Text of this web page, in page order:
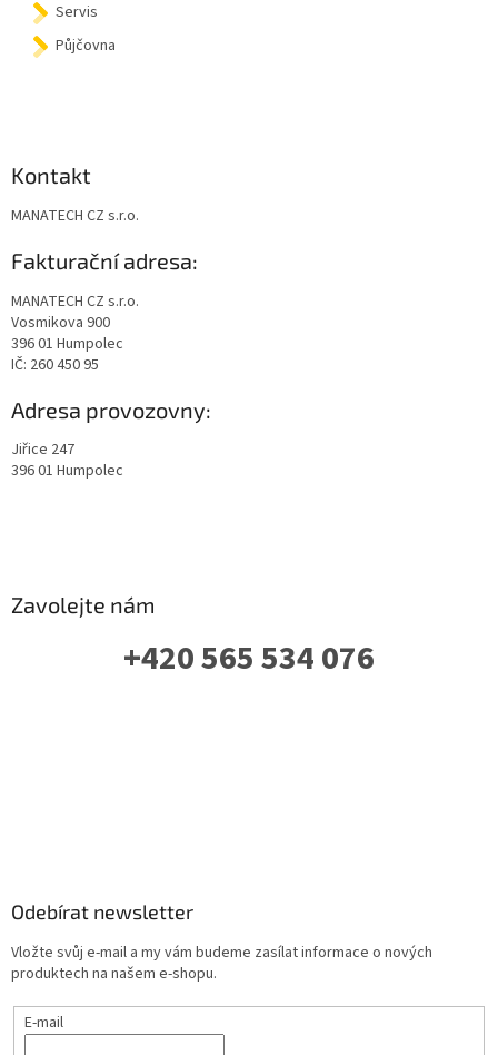
Servis
Půjčovna
Kontakt
MANATECH CZ s.r.o.
Fakturační adresa:
MANATECH CZ s.r.o.
Vosmikova 900
396 01 Humpolec
IČ: 260 450 95
Adresa provozovny:
Jiřice 247
396 01 Humpolec
Zavolejte nám
+420 565 534 076
Odebírat newsletter
Vložte svůj e-mail a my vám budeme zasílat informace o nových
produktech na našem e-shopu.
E-mail